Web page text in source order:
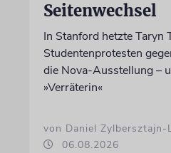
Seitenwechsel
In Stanford hetzte Taryn
Studentenprotesten
die Nova-Ausstellung –
»Verräterin«
von Daniel Zylbersztajn-
06.08.2026